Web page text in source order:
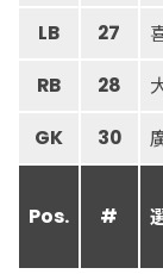
LB 27
RB 28
GK 30
Pos. #